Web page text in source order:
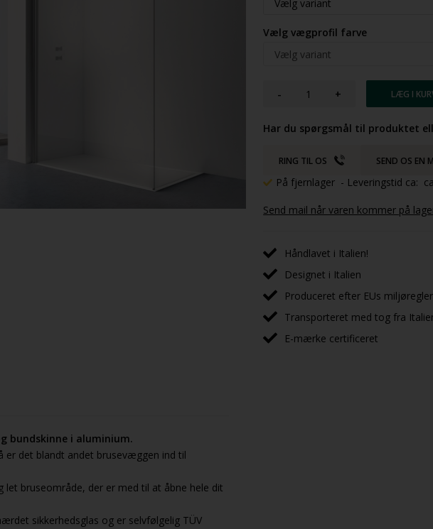
Vælg vægprofil farve
- +
Har du spørgsmål til produktet
RING TIL OS SEND OS EN
På fjernlager - Leveringstid ca:
Send mail når varen kommer på
Håndlavet i Italien!
Designet i Italien
Produceret efter EUs miljøregler
Transporteret med tog fra
E-mærke certificeret
bundskinne i aluminium.
det blandt andet brusevæggen ind til
let bruseområde, der er med til at åbne hele dit
sikkerhedsglas og er selvfølgelig TÜV